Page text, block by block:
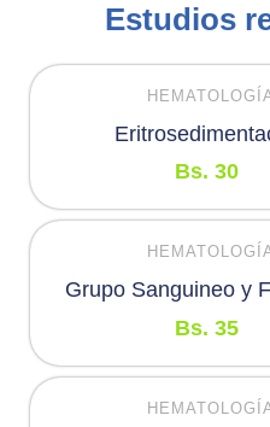
Estudios
Bs. 30
Grupo Sanguineo y
Bs. 35